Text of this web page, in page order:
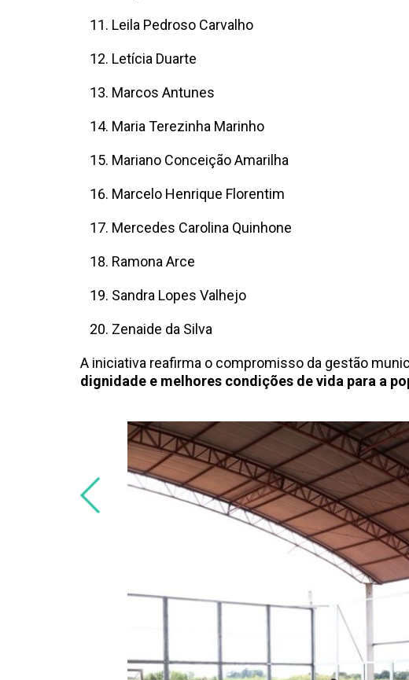
Leila Pedroso Carvalho
Letícia Duarte
Marcos Antunes
Maria Terezinha Marinho
Mariano Conceição Amarilha
Marcelo Henrique Florentim
Mercedes Carolina Quinhone
Ramona Arce
Sandra Lopes Valhejo
Zenaide da Silva
A iniciativa reafirma o compromisso da gestão
dignidade e melhores condições de vida para a